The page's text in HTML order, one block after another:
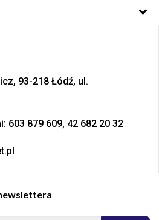
93-218 Łódź, ul.
603 879 609, 42 682 20 32